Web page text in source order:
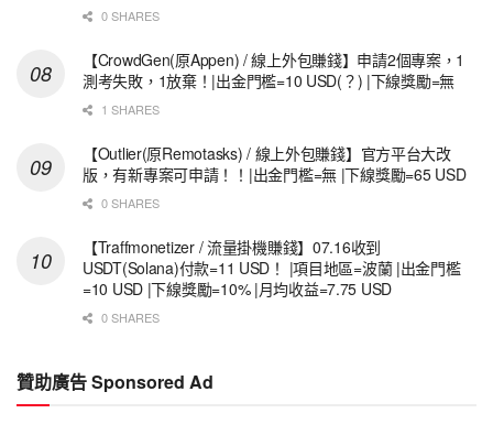
0 SHARES
【CrowdGen(原Appen) / 線上外包賺錢】申請2個專案，1
測考失敗，1放棄！|出金門檻=10 USD(？) |下線獎勵=無
1 SHARES
【Outlier(原Remotasks) / 線上外包賺錢】官方平台大改
版，有新專案可申請！！|出金門檻=無 |下線獎勵=65 USD
0 SHARES
【Traffmonetizer / 流量掛機賺錢】07.16收到
USDT(Solana)付款=11 USD！ |項目地區=波蘭 |出金門檻
=10 USD |下線獎勵=10% |月均收益=7.75 USD
0 SHARES
贊助廣告 Sponsored Ad